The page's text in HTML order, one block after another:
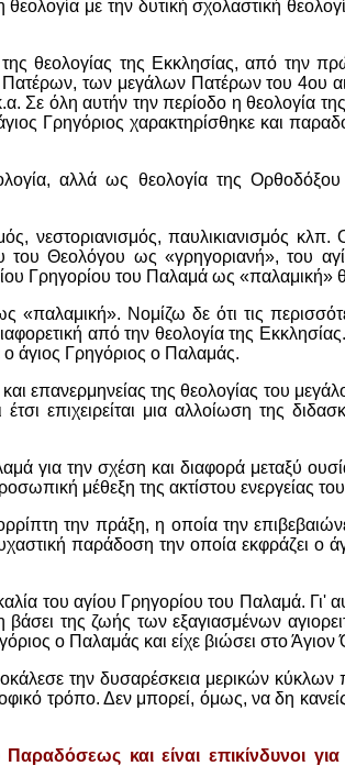
με την δυτική σχολαστική
θεολογίας της Εκκλησίας, από την
των μεγάλων Πατέρων του 4ου
όλη αυτήν την περίοδο η θεολογία της
Γρηγόριος χαρακτηρίσθηκε και
αλλά ως θεολογία της
παυλικιανισμός κλπ.
του Θεολόγου ως «γρηγοριανή», του
Γρηγορίου του Παλαμά ως «παλαμική»
Νομίζω δε ότι τις
από την θεολογία της
άγιος Γρηγόριος ο Παλαμάς.
επανερμηνείας της θεολογίας του
επιχειρείται μια αλλοίωση της
για την σχέση και διαφορά μεταξύ
μέθεξη της ακτίστου ενεργείας
την πράξη, η οποία την
παράδοση την οποία εκφράζει ο
του αγίου Γρηγορίου του Παλαμά. Γι'
της ζωής των εξαγιασμένων
ο Παλαμάς και είχε βιώσει στο Άγιον
την δυσαρέσκεια μερικών
τρόπο. Δεν μπορεί, όμως, να δη
και είναι επικίνδυνοι για